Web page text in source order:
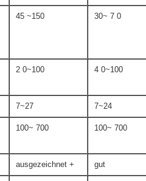
45 ~150 30~ 7 0
2 0~100 4 0~100
7~27 7~24
100~ 700 100~ 700
ausgezeichnet + gut